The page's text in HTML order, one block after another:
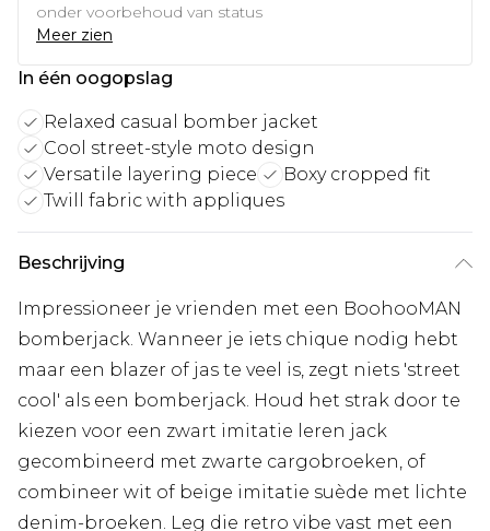
onder voorbehoud van status
Meer zien
In één oogopslag
Relaxed casual bomber jacket
Cool street-style moto design
Versatile layering piece
Boxy cropped fit
Twill fabric with appliques
Beschrijving
Impressioneer je vrienden met een BoohooMAN
bomberjack. Wanneer je iets chique nodig hebt
maar een blazer of jas te veel is, zegt niets 'street
cool' als een bomberjack. Houd het strak door te
kiezen voor een zwart imitatie leren jack
gecombineerd met zwarte cargobroeken, of
combineer wit of beige imitatie suède met lichte
denim-broeken. Leg die retro vibe vast met een